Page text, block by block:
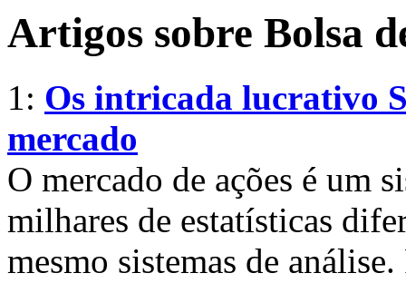
Artigos sobre Bolsa
1: Os intricada lucrativo
mercado
O mercado de ações é um
milhares de estatísticas
mesmo sistemas de